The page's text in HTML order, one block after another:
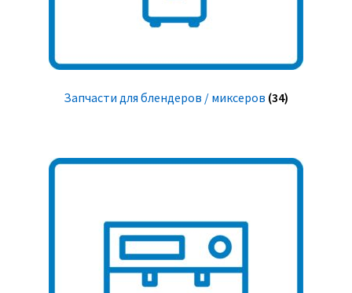
Запчасти для блендеров / миксеров (34)